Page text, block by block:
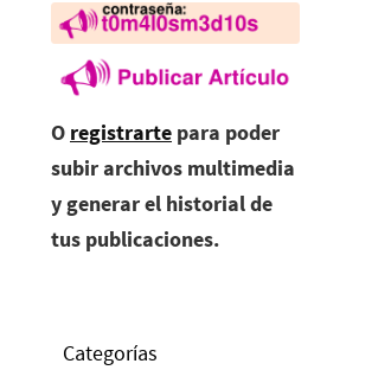
O registrarte para poder
subir archivos multimedia
y generar el historial de
tus publicaciones.
Categorías